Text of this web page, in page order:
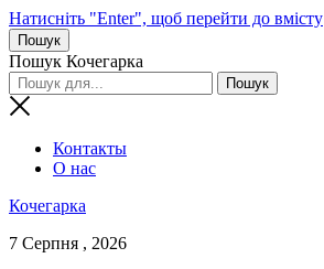
Натисніть "Enter", щоб перейти до вмісту
Пошук
Пошук Кочегарка
Контакты
О нас
Кочегарка
7 Серпня , 2026